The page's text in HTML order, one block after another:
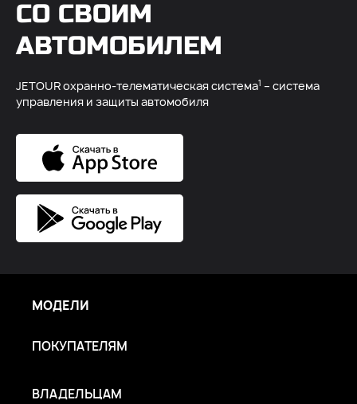
СО СВОИМ
АВТОМОБИЛЕМ
JETOUR охранно-телематическая система1 – система
управления и защиты автомобиля
МОДЕЛИ
ПОКУПАТЕЛЯМ
ВЛАДЕЛЬЦАМ